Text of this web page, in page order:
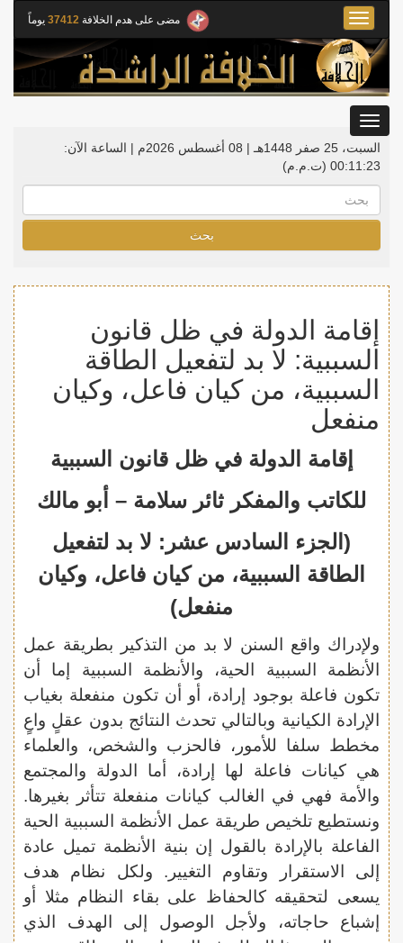
مضى على هدم الخلافة 37412 يوماً
Toggle
navigation
السبت، 25 صفر 1448هـ | 08 أغسطس 2026م |
الساعة الآن:
00:11:24 (ت.م.م)
بحث
إقامة الدولة في ظل قانون
السببية: لا بد لتفعيل الطاقة
السببية، من كيان فاعل، وكيان
منفعل
إقامة الدولة في ظل قانون السببية
للكاتب والمفكر ثائر سلامة – أبو مالك
(الجزء السادس عشر: لا بد لتفعيل
الطاقة السببية، من كيان فاعل، وكيان
منفعل)
ولإدراك واقع السنن لا بد من التذكير بطريقة عمل
الأنظمة السببية الحية، والأنظمة السببية إما أن
تكون فاعلة بوجود إرادة، أو أن تكون منفعلة بغياب
الإرادة الكيانية وبالتالي تحدث النتائج بدون عقلٍ واعٍ
مخطط سلفا للأمور، فالحزب والشخص، والعلماء
هي كيانات فاعلة لها إرادة، أما الدولة والمجتمع
والأمة فهي في الغالب كيانات منفعلة تتأثر بغيرها.
ونستطيع تلخيص طريقة عمل الأنظمة السببية الحية
الفاعلة بالإرادة بالقول إن بنية الأنظمة تميل عادة
إلى الاستقرار وتقاوم التغيير. ولكل نظام هدف
يسعى لتحقيقه كالحفاظ على بقاء النظام مثلا أو
إشباع حاجاته، ولأجل الوصول إلى الهدف الذي